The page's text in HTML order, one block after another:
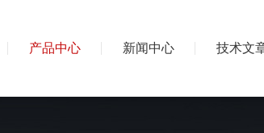
产品中心 新闻中心 技术文